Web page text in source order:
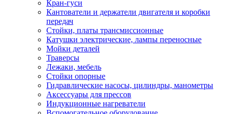
Кран-гуси
Кантователи и держатели двигателя и коробки
передач
Стойки, платы трансмиссионные
Катушки электрические, лампы переносные
Мойки деталей
Траверсы
Лежаки, мебель
Стойки опорные
Гидравлические насосы, цилиндры, манометры
Аксессуары для прессов
Индукционные нагреватели